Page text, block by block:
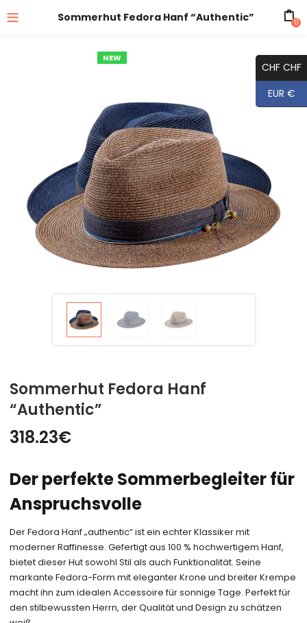
Sommerhut Fedora Hanf “Authentic” 0
NEW
Sommerhut Fedora Hanf
“Authentic”
318.23€
Der perfekte Sommerbegleiter für
Anspruchsvolle
Der Fedora Hanf „authentic“ ist ein echter Klassiker mit
moderner Raffinesse. Gefertigt aus 100 % hochwertigem Hanf,
bietet dieser Hut sowohl Stil als auch Funktionalität. Seine
markante Fedora-Form mit eleganter Krone und breiter Krempe
macht ihn zum idealen Accessoire für sonnige Tage. Perfekt für
den stilbewussten Herrn, der Qualität und Design zu schätzen
CHF CHF
EUR €